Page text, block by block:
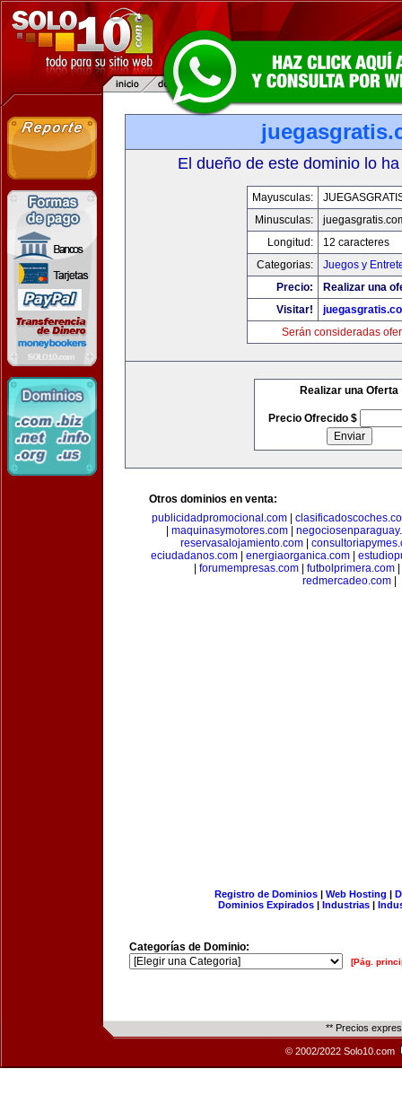
El dueño de este dominio lo
Mayusculas:
Minusculas:
Longitud:
12 caracteres
Categorias:
Juegos y
Precio:
Realizar una
Visitar!
Serán consideradas
Realizar una Oferta
Precio Ofrecido $
Otros dominios en venta:
publicidadpromocional.com|
maquinasymotores.com|
reservasalojamiento.com
eciudadanos.com| energiaorganica.com|
forumempresas.com futbolprimera.com
redmercadeo.com|
Registro de Dominios| Web Hosting |
Dominios Expirados | Industrias |
Categorías de Dominio:
[Pág.
** Precios
© 2002/2022 Solo10.com